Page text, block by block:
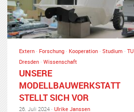
Extern· Forschung· Kooperation· Studium · TU
Dresden· Wissenschaft
UNSERE
MODELLBAUWERKSTATT
STELLT SICH VOR
26. Juli 2024 · Ulrike Janssen